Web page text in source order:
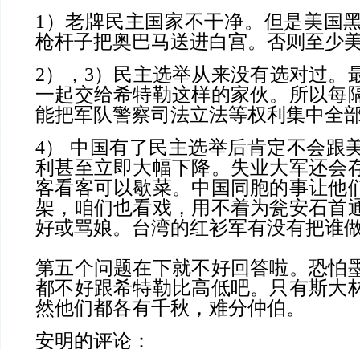
1 ）老牌民主国家不干净。但是美国
枪杆子把奥巴马送进白宫。否则至少
2）， 3）民主选举从来没有选对过。
一起交给希特勒这样的家伙。所以每
能把军队警察司法立法等权利集中全
4） 中国有了民主选举后肯定不会跟
利甚至立即大幅下降。失业大军还会
客看客可以歇菜。中国同胞的事让他
架，咱们也看戏，用不着为瓮安石首
好或骂娘。台湾的红衫军有没有把谁
第五个问题在下就不好回答啦。恐怕
都不好跟希特勒比高低吧。只有斯大
然他们都各有千秋，难分仲伯。
安明的评论 ：